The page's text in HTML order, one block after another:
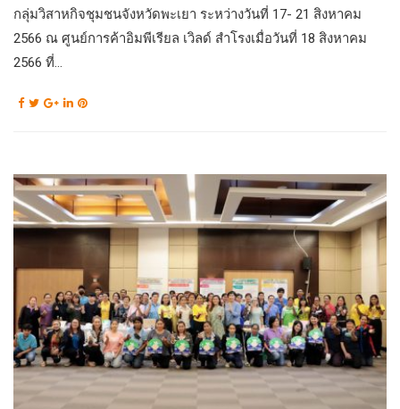
กลุ่มวิสาหกิจชุมชนจังหวัดพะเยา ระหว่างวันที่ 17- 21 สิงหาคม
2566 ณ ศูนย์การค้าอิมพีเรียล เวิลด์ สำโรงเมื่อวันที่ 18 สิงหาคม
2566 ที่...